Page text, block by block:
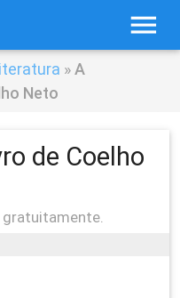
menu
»A
Neto
de Coelho
gratuitamente.